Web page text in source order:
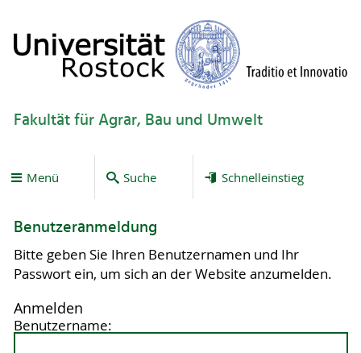
Fakultät für Agrar, Bau und Umwelt
Menü Suche Schnelleinstieg
Benutzeranmeldung
Bitte geben Sie Ihren Benutzernamen und Ihr
Passwort ein, um sich an der Website anzumelden.
Anmelden
Benutzername: